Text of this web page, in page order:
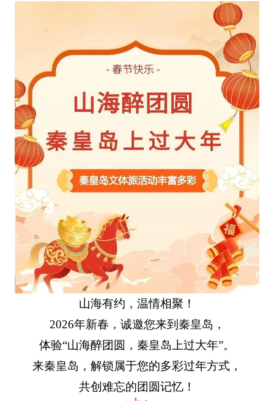
山海有约，温情相聚！
2026年新春，诚邀您来到秦皇岛，
体验“山海醉团圆，秦皇岛上过大年”。
来秦皇岛，解锁属于您的多彩过年方式，
共创难忘的团圆记忆！